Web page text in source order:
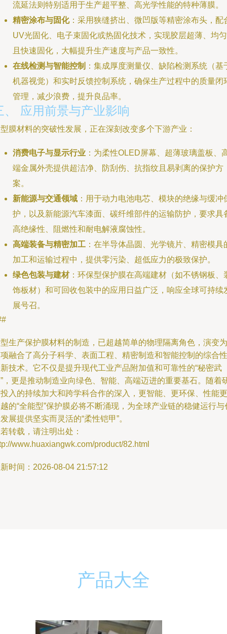
流延法则特别适用于生产超平整、高光学性能的特种薄膜。
精密涂布与固化：采用狭缝挤出、微凹版等精密涂布头，配
UV光固化、电子束固化或热固化技术，实现胶层超薄、均匀
且快速固化，大幅提升生产速度与产品一致性。
在线检测与智能控制 ：集成厚度测量仪、缺陷检测系统（基
机器视觉）和实时反馈控制系统，确保生产过程中的质量闭
管理，减少浪费，提升良品率。
、 应用前景与产业影响
膜材料的突破性发展，正在深刻改变多个下游产业：
消费电子与显示行业 ：为柔性OLED屏幕、超薄玻璃盖板、
端金属外壳提供超洁净、防刮伤、抗指纹且易剥离的保护方
案。
新能源与交通领域 ：用于动力电池电芯、模块的绝缘与缓冲
护，以及新能源汽车漆面、碳纤维部件的运输防护，要求具
高绝缘性、阻燃性和耐电解液腐蚀性。
高端装备与精密加工 ：在半导体晶圆、光学镜片、精密模具
加工和运输过程中，提供零污染、超低应力的极致保护。
绿色包装与建材：环保型保护膜在高端建材（如不锈钢板、
饰板材）和可回收包装中的应用日益广泛，响应全球可持续
展号召。
生产保护膜材料的制造，已超越简单的物理隔离角色，演变为
融合了高分子科学、表面工程、精密制造和智能控制的综合性
技术。它不仅是提升现代工业产品附加值和可靠性的“秘密武
，更是推动制造业向绿色、智能、高端迈进的重要基石。随着
入的持续加大和跨学科合作的深入，更智能、更环保、性能更
的“全能型”保护膜必将不断涌现，为全球产业链的稳健运行与
展提供坚实而灵活的“柔性铠甲”。
转载，请注明出处：
www.huaxiangwk.com/product/82.html
时间：2026-08-04 21:57:12
产品大全